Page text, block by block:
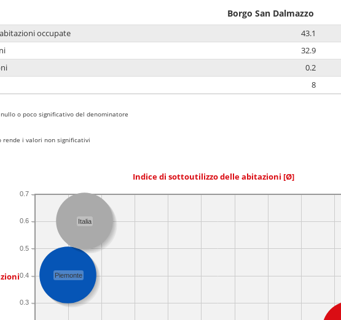
Borgo San Dalmazzo
occupate 43.1
32.9
0.2
8
o poco significativo del denominatore
rende i valori non significativi
Indice di sottoutilizzo delle abitazioni [Ø]
0.3
0.4
0.5
0.6
0.7
Piemonte
Italia